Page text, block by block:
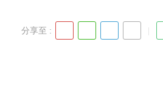
分享至 :